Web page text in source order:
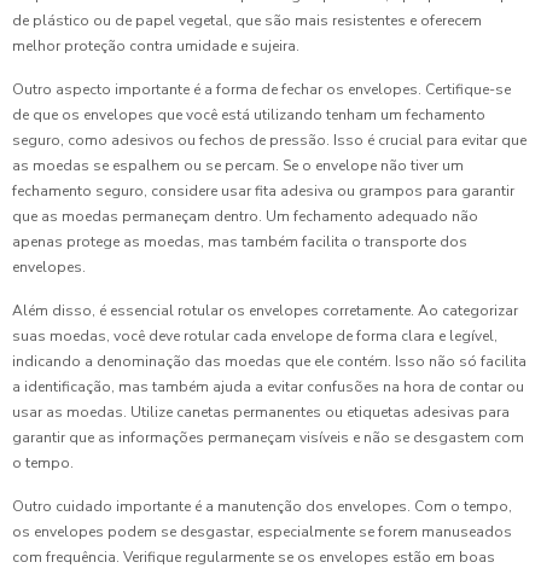
de plástico ou de papel vegetal, que são mais resistentes e oferecem
melhor proteção contra umidade e sujeira.
Outro aspecto importante é a forma de fechar os envelopes. Certifique-se
de que os envelopes que você está utilizando tenham um fechamento
seguro, como adesivos ou fechos de pressão. Isso é crucial para evitar que
as moedas se espalhem ou se percam. Se o envelope não tiver um
fechamento seguro, considere usar fita adesiva ou grampos para garantir
que as moedas permaneçam dentro. Um fechamento adequado não
apenas protege as moedas, mas também facilita o transporte dos
envelopes.
Além disso, é essencial rotular os envelopes corretamente. Ao categorizar
suas moedas, você deve rotular cada envelope de forma clara e legível,
indicando a denominação das moedas que ele contém. Isso não só facilita
a identificação, mas também ajuda a evitar confusões na hora de contar ou
usar as moedas. Utilize canetas permanentes ou etiquetas adesivas para
garantir que as informações permaneçam visíveis e não se desgastem com
o tempo.
Outro cuidado importante é a manutenção dos envelopes. Com o tempo,
os envelopes podem se desgastar, especialmente se forem manuseados
com frequência. Verifique regularmente se os envelopes estão em boas